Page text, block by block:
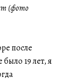
(фото
после
19 лет, я